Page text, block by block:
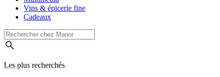
Vins & épicerie fine
Cadeaux
Les plus recherchés